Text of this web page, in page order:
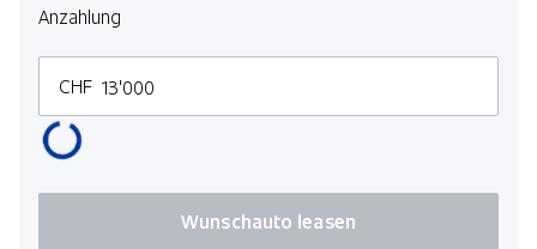
Anzahlung
CHF
Wunschauto leasen